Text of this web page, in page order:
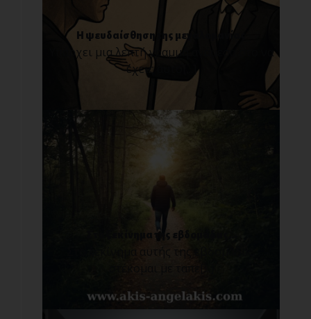
Η ψευδαίσθηση της μεγαλομανίας
Υπάρχει μια λεπτή γραμμή ανάμεσα στο να
έχεις αυτο[...]
Στο ξεκίνημα της εβδομάδας...
Στο ξεκίνημα αυτής της εβδομάδας,